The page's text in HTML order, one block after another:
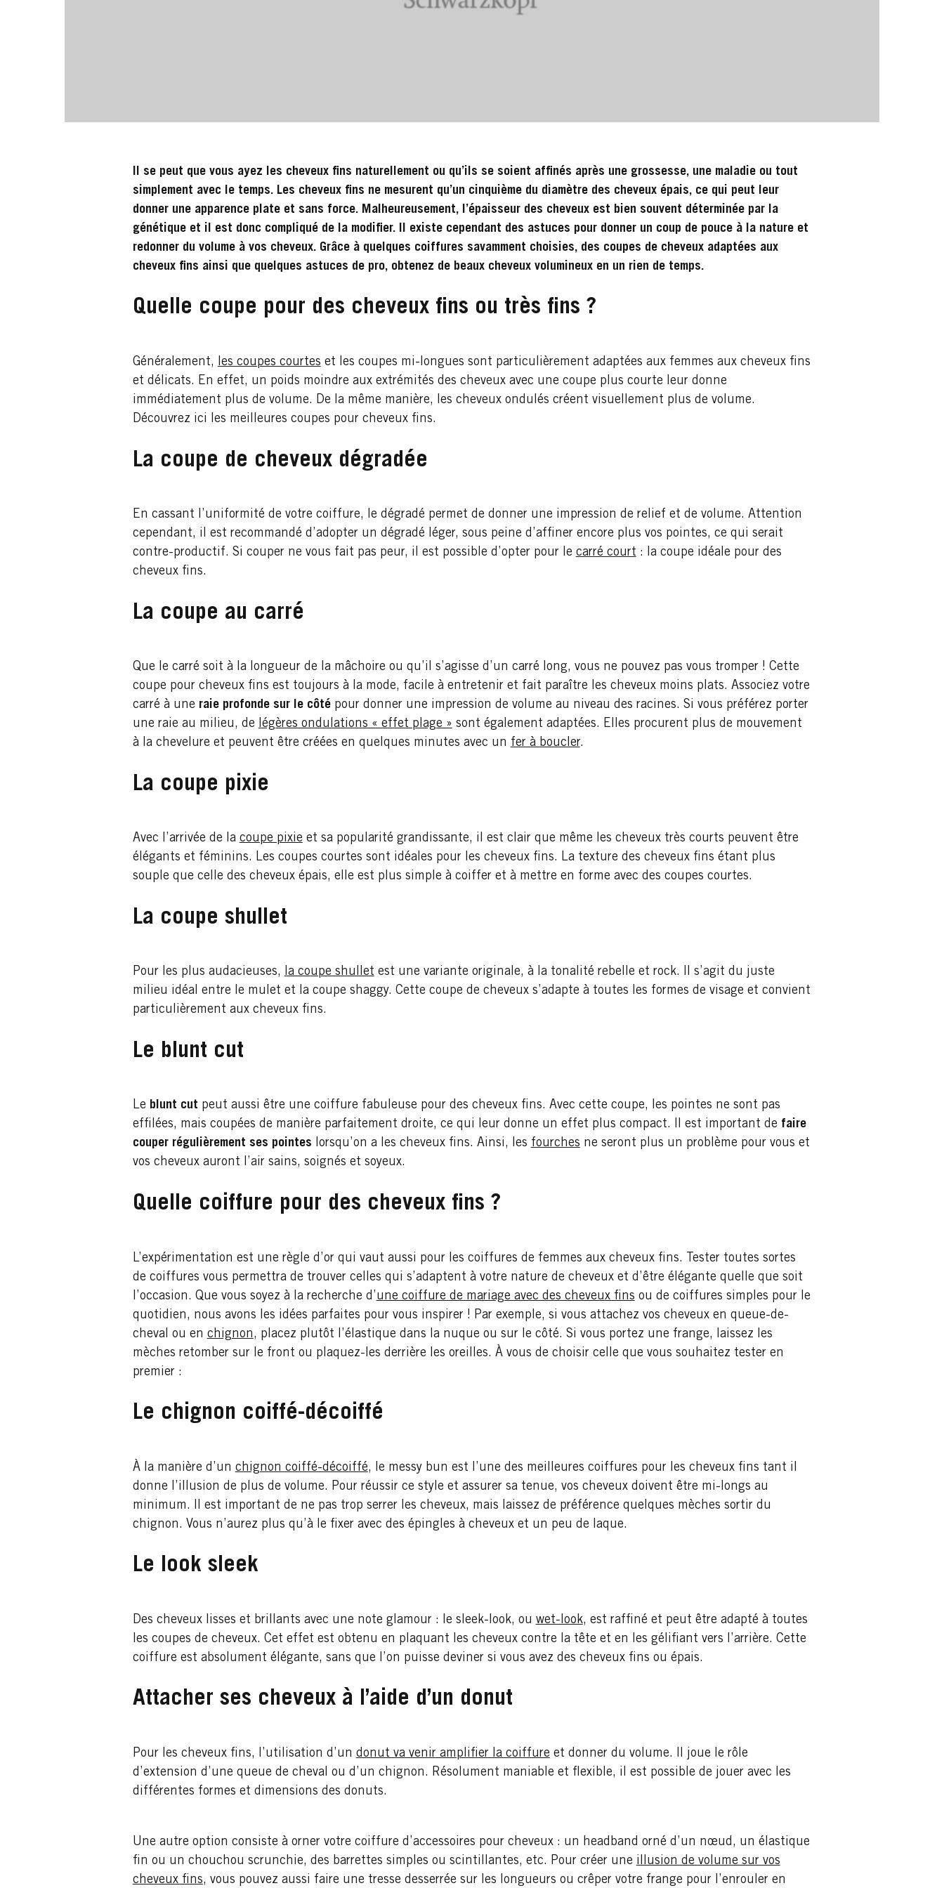
Il se peut que vous ayez les cheveux fins naturellement ou qu’ils se soient affinés après une grossesse, une maladie ou tout
simplement avec le temps. Les cheveux fins ne mesurent qu’un cinquième du diamètre des cheveux épais, ce qui peut leur
donner une apparence plate et sans force. Malheureusement, l’épaisseur des cheveux est bien souvent déterminée par la
génétique et il est donc compliqué de la modifier. Il existe cependant des astuces pour donner un coup de pouce à la nature et
redonner du volume à vos cheveux. Grâce à quelques coiffures savamment choisies, des coupes de cheveux adaptées aux
cheveux fins ainsi que quelques astuces de pro, obtenez de beaux cheveux volumineux en un rien de temps.
Quelle coupe pour des cheveux fins ou très fins ?
Généralement, les coupes courtes et les coupes mi-longues sont particulièrement adaptées aux femmes aux cheveux fins
et délicats. En effet, un poids moindre aux extrémités des cheveux avec une coupe plus courte leur donne
immédiatement plus de volume. De la même manière, les cheveux ondulés créent visuellement plus de volume.
Découvrez ici les meilleures coupes pour cheveux fins.
La coupe de cheveux dégradée
En cassant l’uniformité de votre coiffure, le dégradé permet de donner une impression de relief et de volume. Attention
cependant, il est recommandé d’adopter un dégradé léger, sous peine d’affiner encore plus vos pointes, ce qui serait
contre-productif. Si couper ne vous fait pas peur, il est possible d’opter pour le carré court : la coupe idéale pour des
cheveux fins.
La coupe au carré
Que le carré soit à la longueur de la mâchoire ou qu’il s’agisse d’un carré long, vous ne pouvez pas vous tromper ! Cette
coupe pour cheveux fins est toujours à la mode, facile à entretenir et fait paraître les cheveux moins plats. Associez votre
carré à une raie profonde sur le côtépour donner une impression de volume au niveau des racines. Si vous préférez porter
une raie au milieu, de légères ondulations « effet plage » sont également adaptées. Elles procurent plus de mouvement
à la chevelure et peuvent être créées en quelques minutes avec un fer à boucler.
La coupe pixie
Avec l’arrivée de la coupe pixieet sa popularité grandissante, il est clair que même les cheveux très courts peuvent être
élégants et féminins. Les coupes courtes sont idéales pour les cheveux fins. La texture des cheveux fins étant plus
souple que celle des cheveux épais, elle est plus simple à coiffer et à mettre en forme avec des coupes courtes.
La coupe shullet
Pour les plus audacieuses, la coupe shullet est une variante originale, à la tonalité rebelle et rock. Il s’agit du juste
milieu idéal entre le mulet et la coupe shaggy. Cette coupe de cheveux s’adapte à toutes les formes de visage et convient
particulièrement aux cheveux fins.
Le blunt cut
Le blunt cut peut aussi être une coiffure fabuleuse pour des cheveux fins. Avec cette coupe, les pointes ne sont pas
effilées, mais coupées de manière parfaitement droite, ce qui leur donne un effet plus compact. Il est important de faire
couper régulièrement ses pointes lorsqu’on a les cheveux fins. Ainsi, les fourches ne seront plus un problème pour vous et
vos cheveux auront l’air sains, soignés et soyeux.
Quelle coiffure pour des cheveux fins ?
L’expérimentation est une règle d’or qui vaut aussi pour les coiffures de femmes aux cheveux fins. Tester toutes sortes
de coiffures vous permettra de trouver celles qui s’adaptent à votre nature de cheveux et d’être élégante quelle que soit
l’occasion. Que vous soyez à la recherche d’une coiffure de mariage avec des cheveux fins ou de coiffures simples pour le
quotidien, nous avons les idées parfaites pour vous inspirer ! Par exemple, si vous attachez vos cheveux en queue-de-
cheval ou en chignon, placez plutôt l’élastique dans la nuque ou sur le côté. Si vous portez une frange, laissez les
mèches retomber sur le front ou plaquez-les derrière les oreilles. À vous de choisir celle que vous souhaitez tester en
premier :
Le chignon coiffé-décoiffé
À la manière d’un chignon coiffé-décoiffé, le messy bun est l’une des meilleures coiffures pour les cheveux fins tant il
donne l’illusion de plus de volume. Pour réussir ce style et assurer sa tenue, vos cheveux doivent être mi-longs au
minimum. Il est important de ne pas trop serrer les cheveux, mais laissez de préférence quelques mèches sortir du
chignon. Vous n’aurez plus qu’à le fixer avec des épingles à cheveux et un peu de laque.
Le look sleek
Des cheveux lisses et brillants avec une note glamour : le sleek-look, ou wet-look, est raffiné et peut être adapté à toutes
les coupes de cheveux. Cet effet est obtenu en plaquant les cheveux contre la tête et en les gélifiant vers l’arrière. Cette
coiffure est absolument élégante, sans que l’on puisse deviner si vous avez des cheveux fins ou épais.
Attacher ses cheveux à l’aide d’un donut
Pour les cheveux fins, l’utilisation d’un donut va venir amplifier la coiffureet donner du volume. Il joue le rôle
d’extension d’une queue de cheval ou d’un chignon. Résolument maniable et flexible, il est possible de jouer avec les
différentes formes et dimensions des donuts.
Une autre option consiste à orner votre coiffure d’accessoires pour cheveux : un headband orné d’un nœud, un élastique
fin ou un chouchou scrunchie, des barrettes simples ou scintillantes, etc. Pour créer une illusion de volume sur vos
cheveux fins, vous pouvez aussi faire une tresse desserrée sur les longueurs ou crêper votre frange pour l’enrouler en